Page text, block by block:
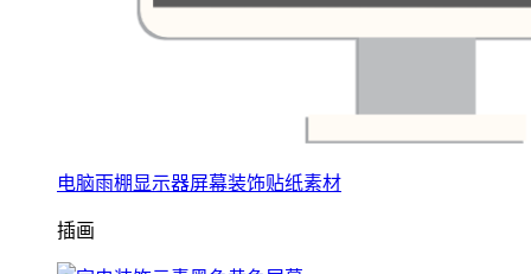
电脑雨棚显示器屏幕装饰贴纸素材
插画